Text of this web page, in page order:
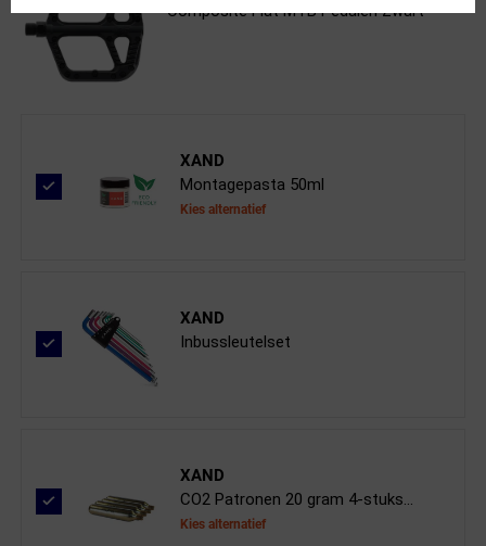
Composite Flat MTB Pedalen Zwart
XAND
Montagepasta 50ml
Kies alternatief
XAND
Inbussleutelset
XAND
CO2 Patronen 20 gram 4-stuks...
Kies alternatief